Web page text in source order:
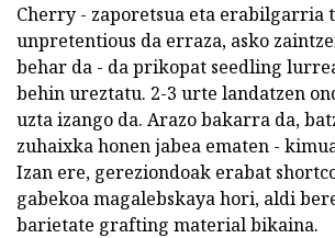
Cherry - zaporetsua eta erabilgarria
unpretentious da erraza, asko
behar da - da prikopat seedling
behin ureztatu. 2-3 urte landatzen
uzta izango da. Arazo bakarra da,
zuhaixka honen jabea ematen -
Izan ere, gereziondoak erabat
gabekoa magalebskaya hori, aldi
barietate grafting material bikaina.